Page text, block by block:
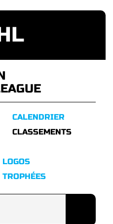
CALENDRIER
CLASSEMENTS
LOGOS
TROPHÉES